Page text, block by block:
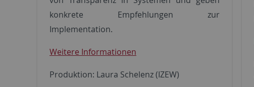
konkrete Empfehlungen zur
Implementation.
Weitere Informationen
Produktion: Laura Schelenz (IZEW)